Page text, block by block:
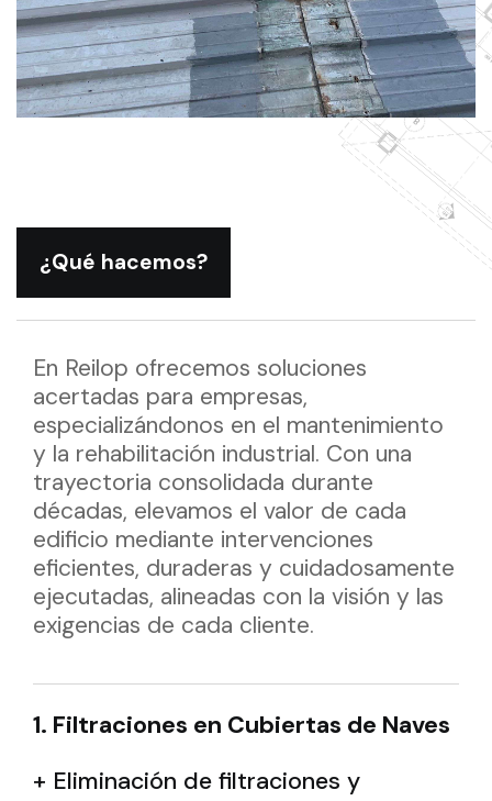
¿Qué hacemos?
En Reilop ofrecemos soluciones
acertadas para empresas,
especializándonos en el mantenimiento
y la rehabilitación industrial. Con una
trayectoria consolidada durante
décadas, elevamos el valor de cada
edificio mediante intervenciones
eficientes, duraderas y cuidadosamente
ejecutadas, alineadas con la visión y las
exigencias de cada cliente.
1. Filtraciones en Cubiertas de Naves
+ Eliminación de filtraciones y